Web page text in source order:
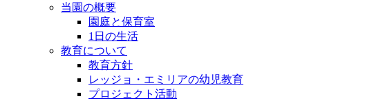
当園の概要
園庭と保育室
1日の生活
教育について
教育方針
レッジョ・エミリアの幼児教育
プロジェクト活動